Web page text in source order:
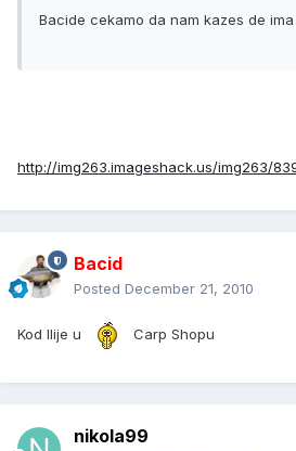
Bacide cekamo da nam kazes de
http://img263.imageshack.us/img263/
Bacid
Posted December 21, 2010
Kod Ilije u Carp Shopu
nikola99